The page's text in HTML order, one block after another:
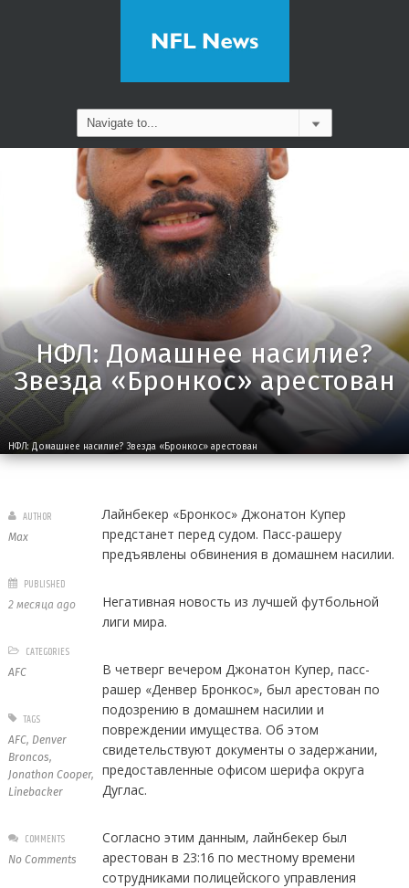
НФЛ: Домашнее насилие?
Звезда «Бронкос» арестован
НФЛ: Домашнее насилие? Звезда «Бронкос» арестован
Лайнбекер «Бронкос» Джонатон Купер
предстанет перед судом. Пасс-рашеру
предъявлены обвинения в домашнем насилии.
Негативная новость из лучшей футбольной
лиги мира.
В четверг вечером Джонатон Купер, пасс-
рашер «Денвер Бронкос», был арестован по
подозрению в домашнем насилии и
повреждении имущества. Об этом
свидетельствуют документы о задержании,
предоставленные офисом шерифа округа
Дуглас.
Согласно этим данным, лайнбекер был
арестован в 23:16 по местному времени
сотрудниками полицейского управления
AUTHOR
Max
PUBLISHED
2 месяца ago
CATEGORIES
AFC
TAGS
AFC, Denver
Broncos,
Jonathon Cooper,
Linebacker
COMMENTS
No Comments